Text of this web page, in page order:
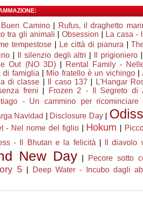
Buen Camino|
Rufus, il draghetto
tra gli animali
Obsession
La casa -
tempestose| Le città di pianura |
Il silenzio degli altri Il prigioniero
Out (NO 3D)|
Rental Family -
di famiglia Mio fratello è un vichingo|
di classe Il caso 137
L'Hangar
freni
Frozen 2 - Il Segreto di
- Un cammino per ricominciare
Navidad Disclosure Day|
- Nel nome del figlio| Hokum
- Il Bhutan e la felicità
Il diavolo
New Day
Pecore sotto
5
Deep Water - Incubo dagli